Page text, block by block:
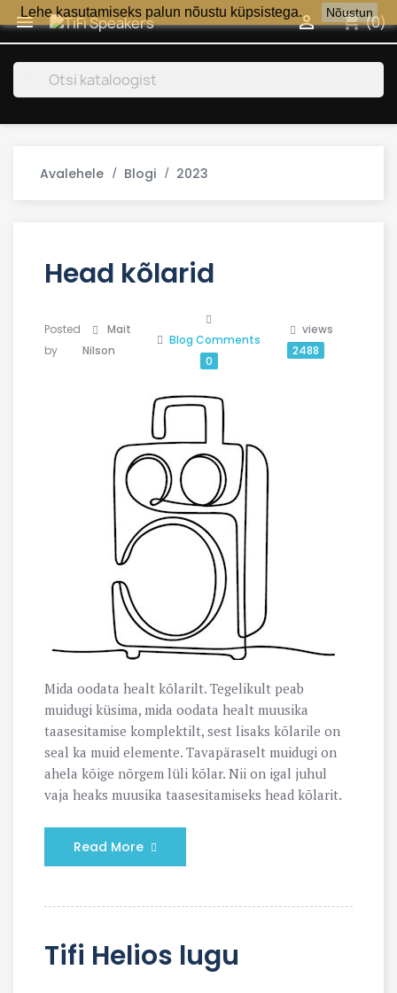
Lehe kasutamiseks palun nõustu küpsistega. Nõustun
 shopping_cart(0)

Avalehele Blogi 2023
Head kõlarid
Posted
by
Mait
Nilson
Blog Comments
0
views
2488
Mida oodata healt kõlarilt. Tegelikult peab
muidugi küsima, mida oodata healt muusika
taasesitamise komplektilt, sest lisaks kõlarile on
seal ka muid elemente. Tavapäraselt muidugi on
ahela kõige nõrgem lüli kõlar. Nii on igal juhul
vaja heaks muusika taasesitamiseks head kõlarit.
Read More
Tifi Helios lugu